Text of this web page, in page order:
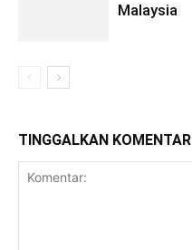
Malaysia
TINGGALKAN KOMENTAR